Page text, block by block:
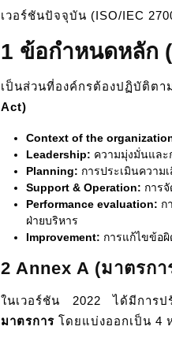
เวอร์ชันปัจจุบัน (ISO/IEC
1 ข้อกำหนดหลัก
เป็นส่วนที่องค์กรต้องปฏิบัติตา
Act)
Context of the
Leadership: ความมุ่งมั่นแล
Planning: การประเมินความ
Support & Operation: การ
Performance evaluation: ก
ฝ่ายบริหาร
Improvement: การแก้ไขข้อ
2 Annex A (มาตรก
ในเวอร์ชัน 2022 ได้มีการ
มาตรการ โดยแบ่งออกเป็น 4